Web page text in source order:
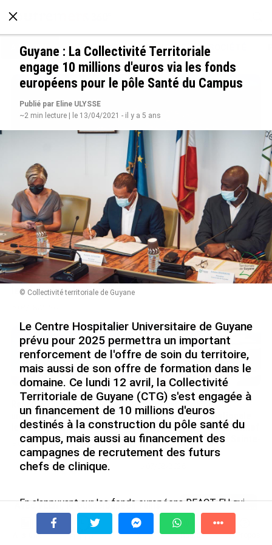
À LA UNE POLITIQUE ECONOMIE SOCIÉTÉ
SÉRIE. Histoire des chefs-lieux d’Outre-mer :
Nouméa, une capitale construite par le bagne,
le nickel et le Pacifique
Rapport 2025 de l’Ifremer :
un engagement décisif dans
les Outre-mer
le 07/08/2026
De Messi à Trump :
l’expérience internationale
du Martiniquais Benoît Etinof
au service du Karibea Sainte-
Luce en Martinique
Avec VEENI, le Guadeloupéen Yanis
Foy entend participer au
développement tourist...
À la une Tv Radio A Propos
Guyane : La Collectivité Territoriale
engage 10 millions d'euros via les fonds
européens pour le pôle Santé du Campus
Publié par Eline ULYSSE
~2 min lecture | le 13/04/2021 - il y a 5 ans
© Collectivité territoriale de Guyane
Le Centre Hospitalier Universitaire de Guyane
prévu pour 2025 permettra un important
renforcement de l'offre de soin du territoire,
mais aussi de son offre de formation dans le
domaine. Ce lundi 12 avril, la Collectivité
Territoriale de Guyane (CTG) s'est engagée à
un financement de 10 millions d'euros
destinés à la construction du pôle santé du
campus, mais aussi au financement des
campagnes de recrutement des futurs
chefs de clinique.
En s'appuyant sur les fonds européens REACT-EU qui
lui sont réservés, la CTG a signé une lettre d'intention
ce lundi 12 avril 2021, s'engageant au financement de
deux enjeux d'importance pour le futur CHU. Sur les 10